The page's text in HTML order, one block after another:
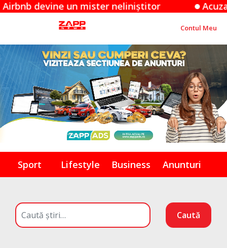
un mister neliniștitor Acuzațiile
Contul Meu
Sport Lifestyle Business Anunturi
Caută